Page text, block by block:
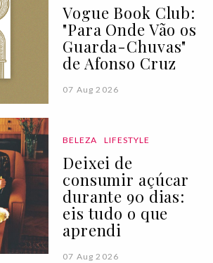
Vogue Book Club:
"Para Onde Vão os
Guarda-Chuvas"
de Afonso Cruz
07 Aug 2026
BELEZA LIFESTYLE
Deixei de
consumir açúcar
durante 90 dias:
eis tudo o que
aprendi
07 Aug 2026